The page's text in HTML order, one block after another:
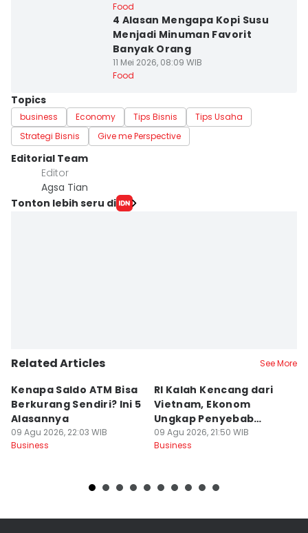
Food
4 Alasan Mengapa Kopi Susu
Menjadi Minuman Favorit
Banyak Orang
11 Mei 2026, 08:09 WIB
Food
Topics
business Economy Tips Bisnis
Tips Usaha
Strategi Bisnis
Give me Perspective
Editorial Team
Editor
Agsa Tian
Tonton lebih seru di
Related Articles See More
Kenapa Saldo ATM Bisa
Berkurang Sendiri? Ini 5
Alasannya
09 Agu 2026, 22:03 WIB
Business
RI Kalah Kencang dari
Vietnam, Ekonom
Ungkap Penyebab
Utama
09 Agu 2026, 21:50 WIB
Business